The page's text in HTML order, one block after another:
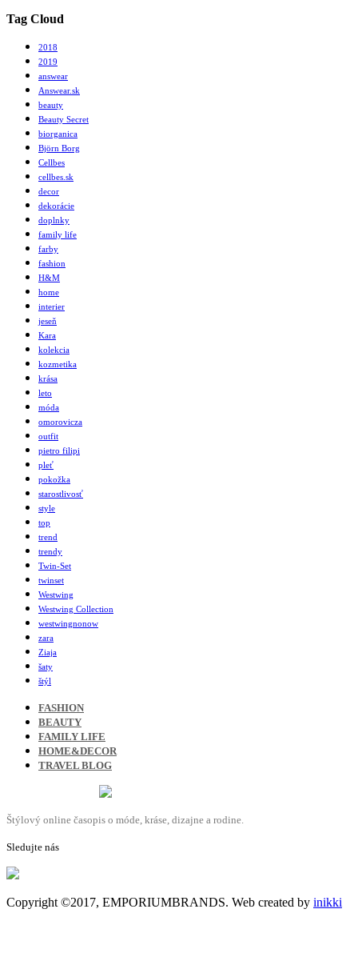
Tag Cloud
2018
2019
answear
Answear.sk
beauty
Beauty Secret
biorganica
Björn Borg
Cellbes
cellbes.sk
decor
dekorácie
doplnky
family life
farby
fashion
H&M
home
interier
jeseň
Kara
kolekcia
kozmetika
krása
leto
móda
omorovicza
outfit
pietro filipi
pleť
pokožka
starostlivosť
style
top
trend
trendy
Twin-Set
twinset
Westwing
Westwing Collection
westwingnonow
zara
Ziaja
šaty
štýl
FASHION
BEAUTY
FAMILY LIFE
HOME&DECOR
TRAVEL BLOG
Štýlový online časopis o móde, kráse, dizajne a rodine.
Sledujte nás
Copyright ©2017, EMPORIUMBRANDS. Web created by inikki